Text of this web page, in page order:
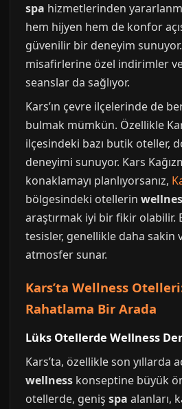
spa hizmetlerinden
hem hijyen hem de konfor
güvenilir bir deneyim sunuyor.
misafirlerine özel indirimler
seanslar da sağlıyor.
Kars’ın çevre ilçelerinde de
bulmak mümkün. Özellikle
ilçesindeki bazı butik oteller,
deneyimi sunuyor. Kars
konaklamayı planlıyorsanız,
bölgesindeki otellerin
araştırmak iyi bir fikir olabilir.
tesisler, genellikle daha sakin
atmosfer sunar.
Kars’ta Wellness
Rahatlama Bir Arada
Lüks Otellerde Wellness
Kars’ta, özellikle son yıllarda
wellness konseptine büyük
otellerde, geniş spa alanları,